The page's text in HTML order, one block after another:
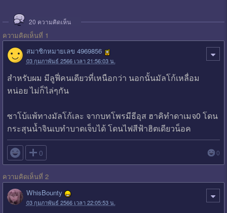
20 ความคิดเห็น
ความคิดเห็นที่ 1
สมาชิกหมายเลข 4969856
03 กุมภาพันธ์ 2566 เวลา 21:56:03 น.
สำหรับผม มีลูฟี่คนเดียวที่เหนือกว่า นอกนั้นมัลโก้เหลื่อม
หน่อย ไม่ก็ไล่ๆกัน
ซาโบ้แพ้ทางมัลโก้เละ จากบทโพรมีธีอุส ฮาคิทำดาเมจ0 โดน
กระสุนน้ำจินเบทำบาดเจ็บได้ โดนไฟสีฟ้าฮิตเดียวน็อค
 0 0
ความคิดเห็นที่ 2
WhisBounty
03 กุมภาพันธ์ 2566 เวลา 22:05:53 น.